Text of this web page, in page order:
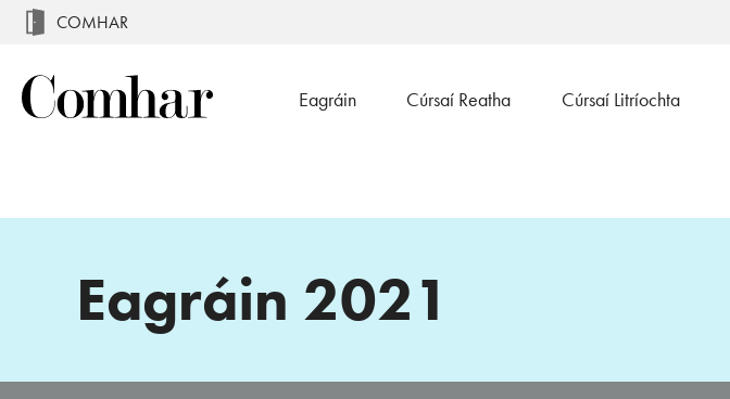
COMHAR
Eagráin Cúrsaí Reatha Cúrsaí Litríochta
Eagráin 2021